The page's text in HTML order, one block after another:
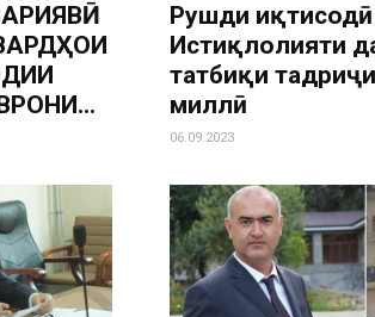
Рушди
Истиқлолияти
татбиқи
миллӣ
06.09.2023